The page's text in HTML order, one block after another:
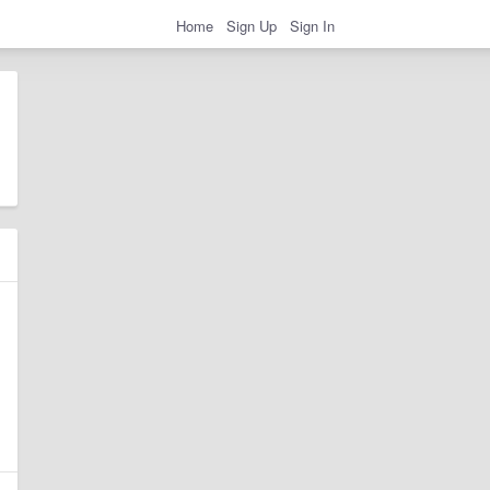
Home Sign Up Sign In